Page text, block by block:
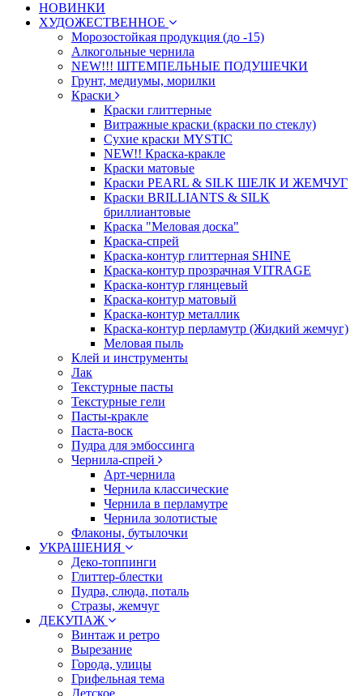
НОВИНКИ
ХУДОЖЕСТВЕННОЕ
Морозостойкая продукция (до -15)
Алкогольные чернила
NEW!!! ШТЕМПЕЛЬНЫЕ ПОДУШЕЧКИ
Грунт, медиумы, морилки
Краски
Краски глиттерные
Витражные краски (краски по стеклу)
Сухие краски MYSTIC
NEW!! Краска-кракле
Краски матовые
Краски PEARL & SILK ШЕЛК И ЖЕМЧУГ
Краски BRILLIANTS & SILK
бриллиантовые
Краска "Меловая доска"
Краска-спрей
Краска-контур глиттерная SHINE
Краска-контур прозрачная VITRAGE
Краска-контур глянцевый
Краска-контур матовый
Краска-контур металлик
Краска-контур перламутр (Жидкий жемчуг)
Меловая пыль
Клей и инструменты
Лак
Текстурные пасты
Текстурные гели
Пасты-кракле
Паста-воск
Пудра для эмбоссинга
Чернила-спрей
Арт-чернила
Чернила классические
Чернила в перламутре
Чернила золотистые
Флаконы, бутылочки
УКРАШЕНИЯ
Деко-топпинги
Глиттер-блестки
Пудра, слюда, поталь
Стразы, жемчуг
ДЕКУПАЖ
Винтаж и ретро
Вырезание
Города, улицы
Грифельная тема